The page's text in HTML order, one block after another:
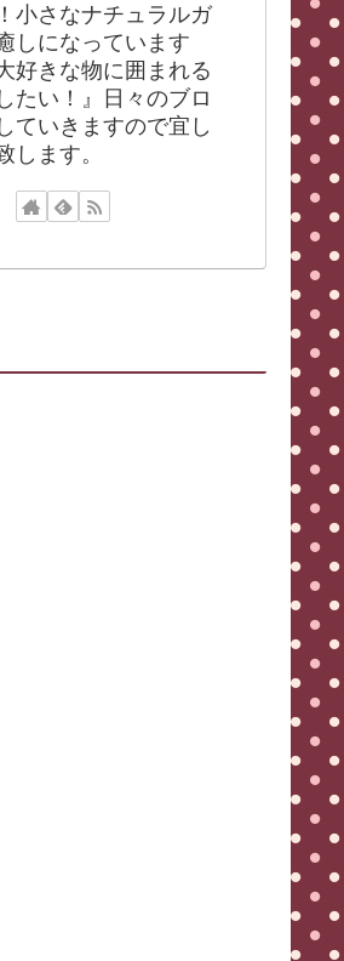
小さなナチュラルガ
しになっています
好きな物に囲まれる
たい！』日々のブロ
ていきますので宜し
します。